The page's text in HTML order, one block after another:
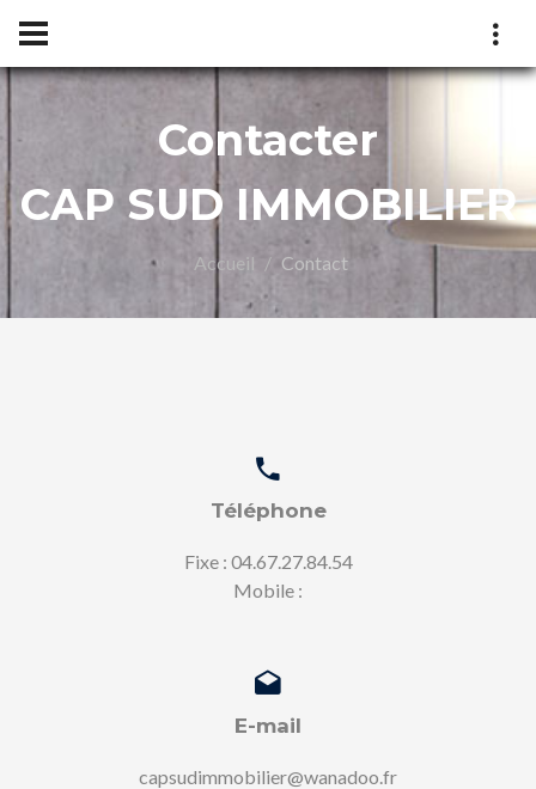
Contacter
CAP SUD IMMOBILIER
Accueil Contact
Téléphone
Fixe : 04.67.27.84.54
Mobile :
E-mail
capsudimmobilier@wanadoo.fr